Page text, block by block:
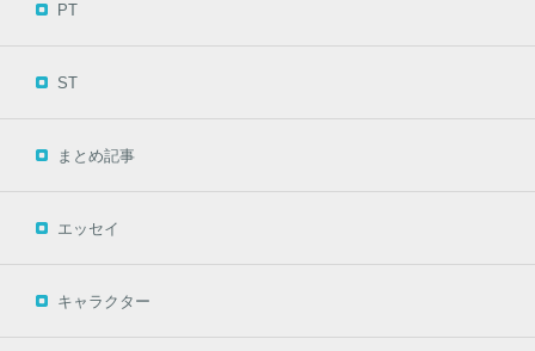
PT
ST
まとめ記事
エッセイ
キャラクター